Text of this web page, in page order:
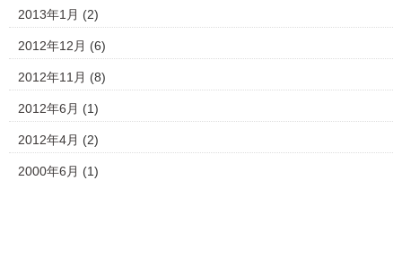
2013年1月 (2)
2012年12月 (6)
2012年11月 (8)
2012年6月 (1)
2012年4月 (2)
2000年6月 (1)